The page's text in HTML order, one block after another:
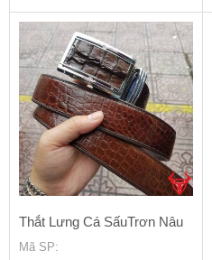
là:
1,500,000₫.
tại
là:
999,000₫.
Thắt Lưng Cá SấuTrơn Nâu
Mã SP: